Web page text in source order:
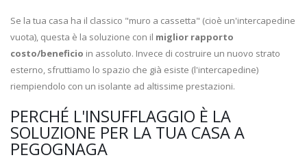
Se la tua casa ha il classico "muro a cassetta" (cioè un'intercapedine
vuota), questa è la soluzione con il miglior rapporto
costo/beneficio in assoluto. Invece di costruire un nuovo strato
esterno, sfruttiamo lo spazio che già esiste (l'intercapedine)
riempiendolo con un isolante ad altissime prestazioni.
PERCHÉ L'INSUFFLAGGIO È LA
SOLUZIONE PER LA TUA CASA A
PEGOGNAGA